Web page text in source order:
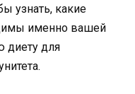
узнать, какие
именно вашей
диету для